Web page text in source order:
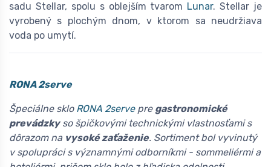
sadu Stellar, spolu s oblejším tvarom Lunar. Stellar je
vyrobený s plochým dnom, v ktorom sa neudržiava
voda po umytí.
RONA 2serve
Špeciálne sklo RONA 2servepre gastronomické
prevádzkyso špičkovými technickými vlastnosťami s
dôrazom na vysoké zaťaženie. Sortiment bol vyvinutý
v spolupráci s významnými odborníkmi - sommeliérmi a